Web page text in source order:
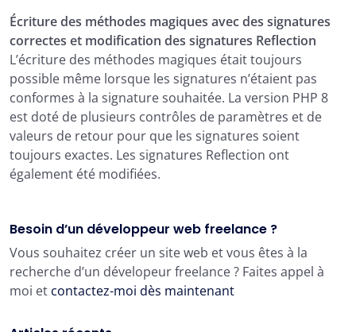
Écriture des méthodes magiques avec des signatures
correctes et modification des signatures Reflection
L’écriture des méthodes magiques était toujours
possible même lorsque les signatures n’étaient pas
conformes à la signature souhaitée. La version PHP 8
est doté de plusieurs contrôles de paramètres et de
valeurs de retour pour que les signatures soient
toujours exactes. Les signatures Reflection ont
également été modifiées.
Besoin d’un développeur web freelance ?
Vous souhaitez créer un site web et vous êtes à la
recherche d’un dévelopeur freelance ? Faites appel à
moi et contactez-moi dès maintenant